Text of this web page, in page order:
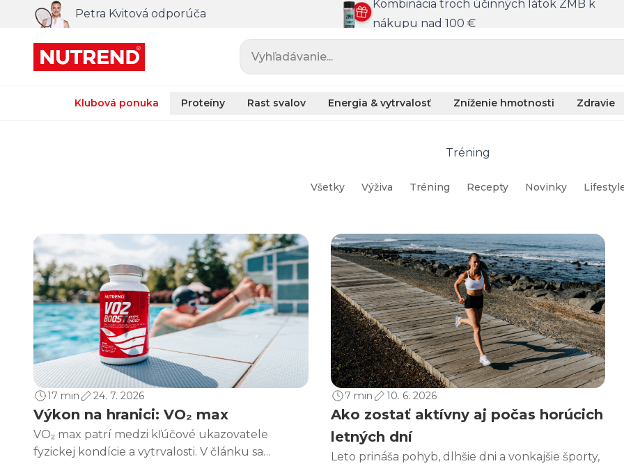
Petra Kvitová odporúča
Kombinácia troch účinných látok ZMB k
nákupu nad 100 €
Vyhľadávanie...
Klubová ponuka Proteíny Rast svalov Energia & vytrvalosť Zníženie hmotnosti Zdravie
Tréning
Všetky Výživa Tréning Recepty Novinky
17 min 24. 7. 2026
Výkon na hranici: VO₂ max
VO₂ max patrí medzi kľúčové ukazovatele
fyzickej kondície a vytrvalosti. V článku sa
7 min 10. 6. 2026
Ako zostať aktívny aj počas horúcich
letných dní
Leto prináša pohyb, dlhšie dni a vonkajšie športy,